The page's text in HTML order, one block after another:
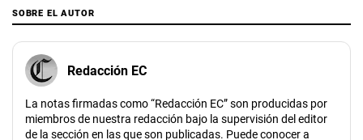
SOBRE EL AUTOR
Redacción EC
La notas firmadas como “Redacción EC” son producidas por
miembros de nuestra redacción bajo la supervisión del editor
de la sección en las que son publicadas. Puede conocer a